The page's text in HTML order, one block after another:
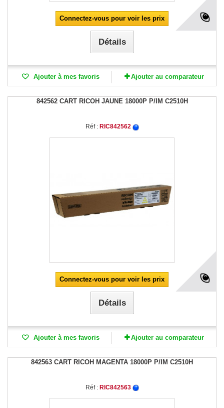
Connectez-vous pour voir les prix
Détails
Ajouter à mes favoris Ajouter au comparateur
842562 CART RICOH JAUNE 18000P P/IM C2510H
Réf : RIC842562
Connectez-vous pour voir les prix
Détails
Ajouter à mes favoris Ajouter au comparateur
842563 CART RICOH MAGENTA 18000P P/IM C2510H
Réf : RIC842563